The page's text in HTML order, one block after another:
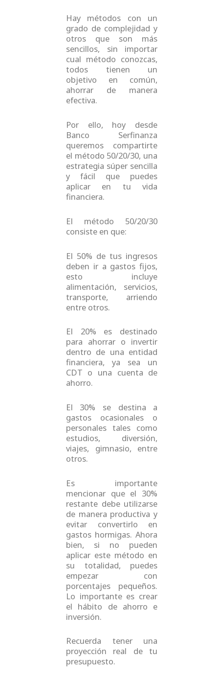
Hay métodos con un
grado de complejidad y
otros que son más
sencillos, sin importar
cual método conozcas,
todos tienen un
objetivo en común,
ahorrar de manera
efectiva.
Por ello, hoy desde
Banco Serfinanza
queremos compartirte
el método 50/20/30, una
estrategia súper sencilla
y fácil que puedes
aplicar en tu vida
financiera.
El método 50/20/30
consiste en que:
El 50% de tus ingresos
deben ir a gastos fijos,
esto incluye
alimentación, servicios,
transporte, arriendo
entre otros.
El 20% es destinado
para ahorrar o invertir
dentro de una entidad
financiera, ya sea un
CDT o una cuenta de
ahorro.
El 30% se destina a
gastos ocasionales o
personales tales como
estudios, diversión,
viajes, gimnasio, entre
otros.
Es importante
mencionar que el 30%
restante debe utilizarse
de manera productiva y
evitar convertirlo en
gastos hormigas. Ahora
bien, si no pueden
aplicar este método en
su totalidad, puedes
empezar con
porcentajes pequeños.
Lo importante es crear
el hábito de ahorro e
inversión.
Recuerda tener una
proyección real de tu
presupuesto.